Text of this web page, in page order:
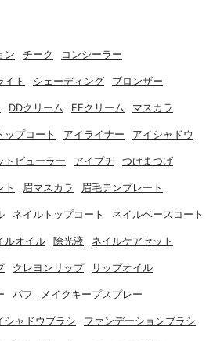
ン チーク コンシーラー
イト シェーディング ブロンザー
DDクリーム EEクリーム マスカラ
ップコート アイライナー アイシャドウ
トビューラー アイプチ つけまつげ
ト 眉マスカラ 眉毛テンプレート
ネイルトップコート ネイルベースコート
ルオイル 除光液 ネイルケアセット
クレヨンリップ リップオイル
パフ メイクキープスプレー
シャドウブラシ ファンデーションブラシ